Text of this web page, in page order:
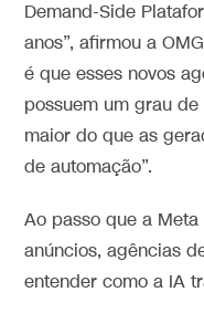
Demand-Side
anos”, afirmou a
é que esses novos
possuem um grau
maior do que as
de automação”.
Ao passo que a
anúncios, agências
entender como a IA